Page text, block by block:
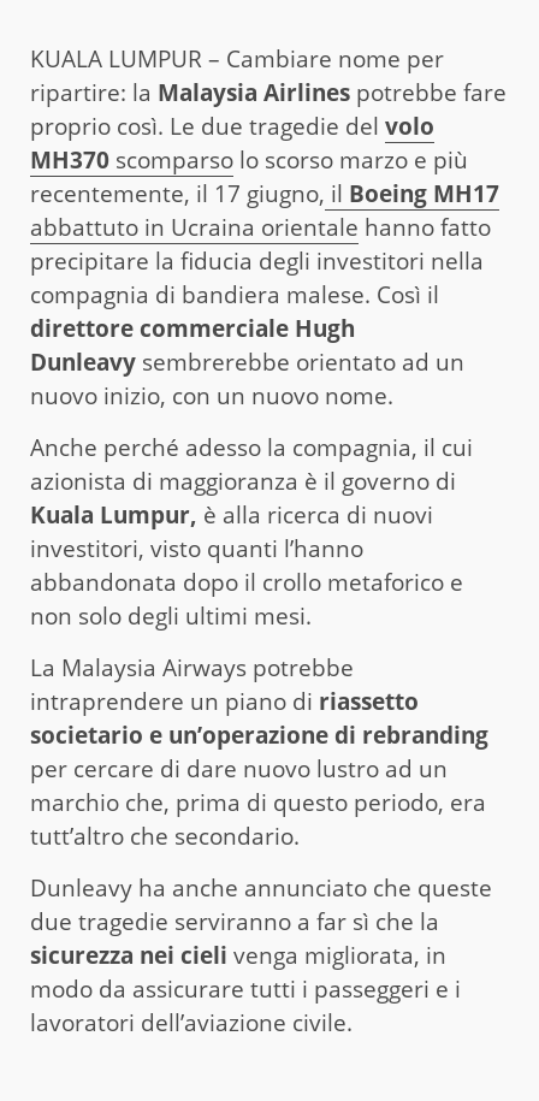
KUALA LUMPUR – Cambiare nome per
ripartire: la Malaysia Airlines potrebbe fare
proprio così. Le due tragedie del volo
MH370 scomparso lo scorso marzo e più
recentemente, il 17 giugno, il Boeing MH17
abbattuto in Ucraina orientale hanno fatto
precipitare la fiducia degli investitori nella
compagnia di bandiera malese. Così il
direttore commerciale Hugh
Dunleavy sembrerebbe orientato ad un
nuovo inizio, con un nuovo nome.
Anche perché adesso la compagnia, il cui
azionista di maggioranza è il governo di
Kuala Lumpur, è alla ricerca di nuovi
investitori, visto quanti l’hanno
abbandonata dopo il crollo metaforico e
non solo degli ultimi mesi.
La Malaysia Airways potrebbe
intraprendere un piano di riassetto
societario e un’operazione di rebranding
per cercare di dare nuovo lustro ad un
marchio che, prima di questo periodo, era
tutt’altro che secondario.
Dunleavy ha anche annunciato che queste
due tragedie serviranno a far sì che la
sicurezza nei cieli venga migliorata, in
modo da assicurare tutti i passeggeri e i
lavoratori dell’aviazione civile.